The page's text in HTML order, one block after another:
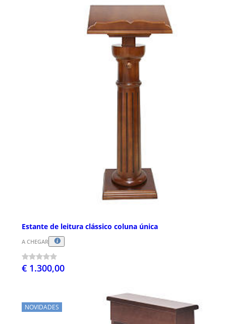
Estante de leitura clássico coluna única
A CHEGAR
€ 1.300,00
NOVIDADES